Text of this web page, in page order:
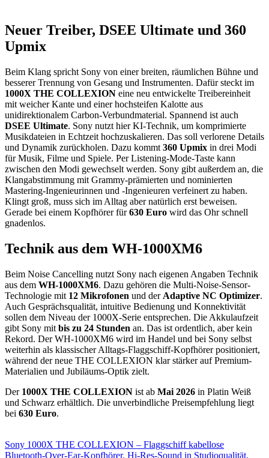
Neuer Treiber, DSEE Ultimate und 360
Upmix
Beim Klang spricht Sony von einer breiten, räumlichen Bühne und
besserer Trennung von Gesang und Instrumenten. Dafür steckt im
1000X THE COLLEXION eine neu entwickelte Treibereinheit
mit weicher Kante und einer hochsteifen Kalotte aus
unidirektionalem Carbon-Verbundmaterial. Spannend ist auch
DSEE Ultimate. Sony nutzt hier KI-Technik, um komprimierte
Musikdateien in Echtzeit hochzuskalieren. Das soll verlorene Details
und Dynamik zurückholen. Dazu kommt 360 Upmix in drei Modi
für Musik, Filme und Spiele. Per Listening-Mode-Taste kann
zwischen den Modi gewechselt werden. Sony gibt außerdem an, die
Klangabstimmung mit Grammy-prämierten und nominierten
Mastering-Ingenieurinnen und -Ingenieuren verfeinert zu haben.
Klingt groß, muss sich im Alltag aber natürlich erst beweisen.
Gerade bei einem Kopfhörer für630 Euro wird das Ohr schnell
gnadenlos.
Technik aus dem WH-1000XM6
Beim Noise Cancelling nutzt Sony nach eigenen Angaben Technik
aus dem WH-1000XM6. Dazu gehören die Multi-Noise-Sensor-
Technologie mit 12 Mikrofonen und der Adaptive NC Optimizer.
Auch Gesprächsqualität, intuitive Bedienung und Konnektivität
sollen dem Niveau der 1000X-Serie entsprechen. Die Akkulaufzeit
gibt Sony mit bis zu 24 Stunden an. Das ist ordentlich, aber kein
Rekord. Der WH-1000XM6 wird im Handel und bei Sony selbst
weiterhin als klassischer Alltags-Flaggschiff-Kopfhörer positioniert,
während der neue THE COLLEXION klar stärker auf Premium-
Materialien und Jubiläums-Optik zielt.
Der 1000X THE COLLEXION ist ab Mai 2026 in Platin Weiß
und Schwarz erhältlich. Die unverbindliche Preisempfehlung liegt
bei 630 Euro.
Sony 1000X THE COLLEXION – Flaggschiff kabellose
Bluetooth-Over-Ear-Kopfhörer, Hi-Res-Sound in Studioqualität,